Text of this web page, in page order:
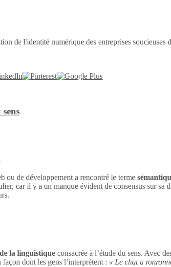
de l'identité numérique des entreprises
ou de développement a rencontré le terme
car il y a un manque évident de consensus sur
la linguistique consacrée à l’étude du sens. Avec
dont les gens l’interprètent : « Le chat a